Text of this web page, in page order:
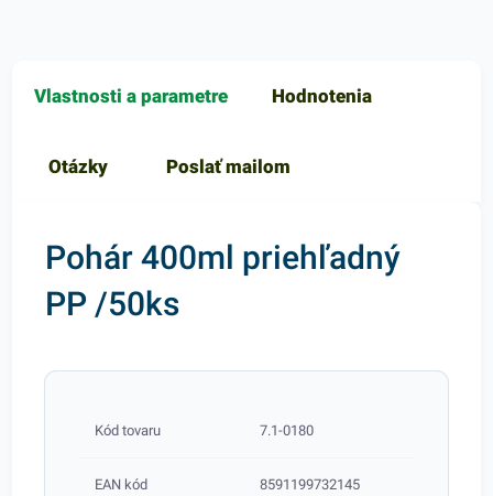
Vlastnosti a parametre Hodnotenia
Otázky Poslať mailom
Pohár 400ml priehľadný
PP /50ks
Kód tovaru 7.1-0180
EAN kód 8591199732145